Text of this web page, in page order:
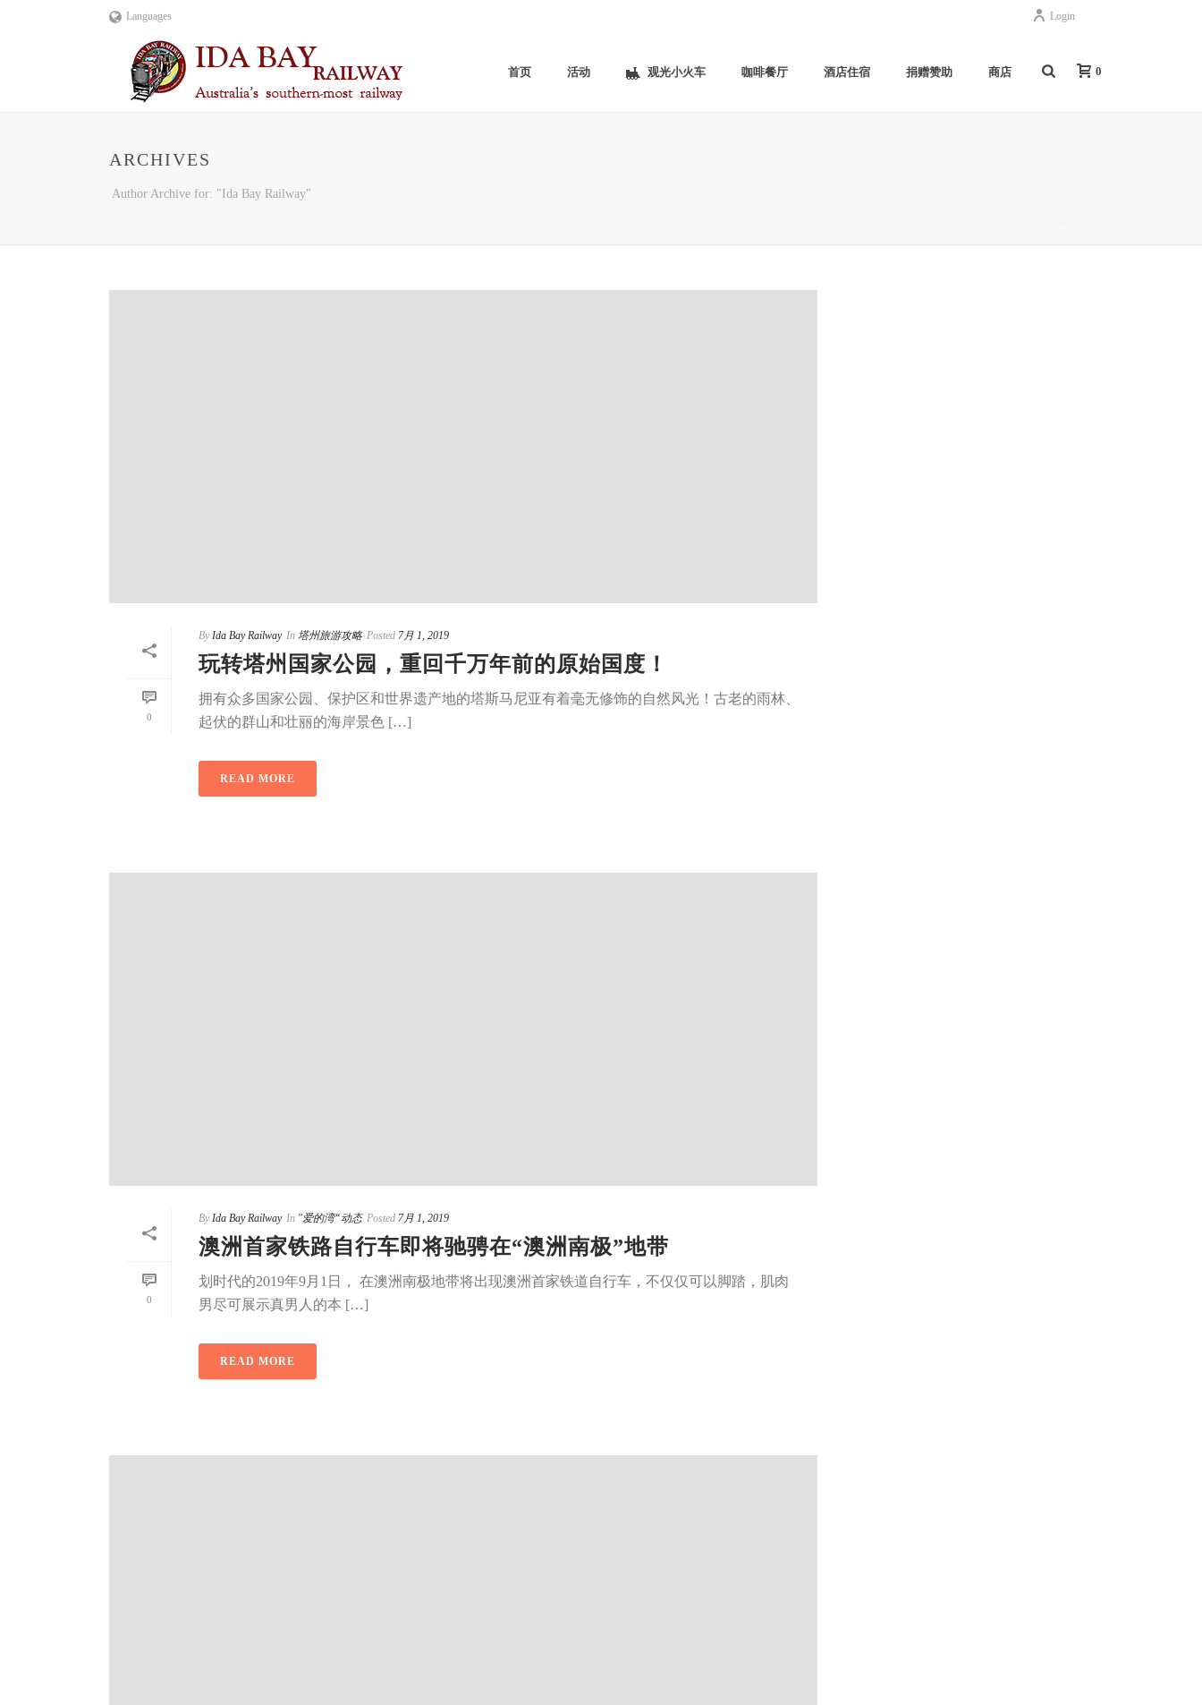
Languages Login
首页 活动 观光小火车 咖啡餐厅 酒店住宿 捐赠赞助 商店 0
ARCHIVES
Author Archive for: "Ida Bay Railway"
0
By Ida Bay Railway In 塔州旅游攻略 Posted 7月 1, 2019
玩转塔州国家公园，重回千万年前的原始国度！
拥有众多国家公园、保护区和世界遗产地的塔斯马尼亚有着毫无修饰的自然风光！古老的雨林、
起伏的群山和壮丽的海岸景色 […]
READ MORE
0
By Ida Bay Railway In "爱的湾“动态 Posted 7月 1, 2019
澳洲首家铁路自行车即将驰骋在“澳洲南极”地带
划时代的2019年9月1日， 在澳洲南极地带将出现澳洲首家铁道自行车，不仅仅可以脚踏，肌肉
男尽可展示真男人的本 […]
READ MORE